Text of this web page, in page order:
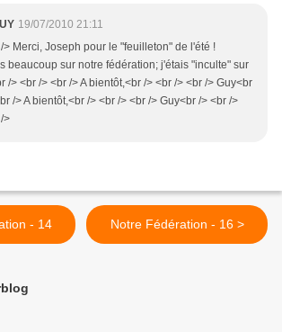
19/07/2010 21:11
> Merci, Joseph pour le "feuilleton" de l'été !
beaucoup sur notre fédération; j'étais "inculte" sur
/> <br /> <br /> A bientôt,<br /> <br /> <br /> Guy<br
/> A bientôt,<br /> <br /> <br /> Guy<br /> <br />
>
- 14 Notre Fédération - 16 >